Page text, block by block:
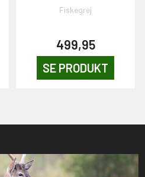
Fiskegrej
499,95
SE PRODUKT